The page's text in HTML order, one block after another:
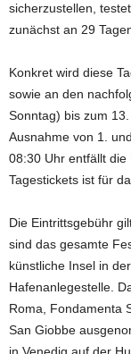
sicherzustellen,
zunächst an 29
Konkret wird diese
sowie an den
Sonntag) bis zum
Ausnahme von 1.
08:30 Uhr entfällt
Tagestickets ist für
Die Eintrittsgebühr
sind das gesamte
künstliche Insel in
Hafenanlegestelle.
Roma, Fondamenta
San Giobbe